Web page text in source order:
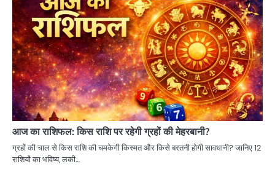
आज का राशिफल: किस राशि पर रहेगी ग्रहों की मेहरबानी?
ग्रहों की चाल से किस राशि की चमकेगी किस्मत और किसे बरतनी होगी सावधानी? जानिए 12
राशियों का भविष्य, लकी…